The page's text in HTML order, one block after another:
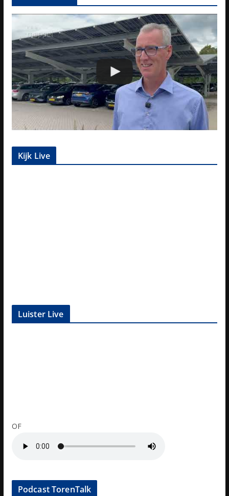
Kijk Live
Luister Live
OF
Podcast TorenTalk